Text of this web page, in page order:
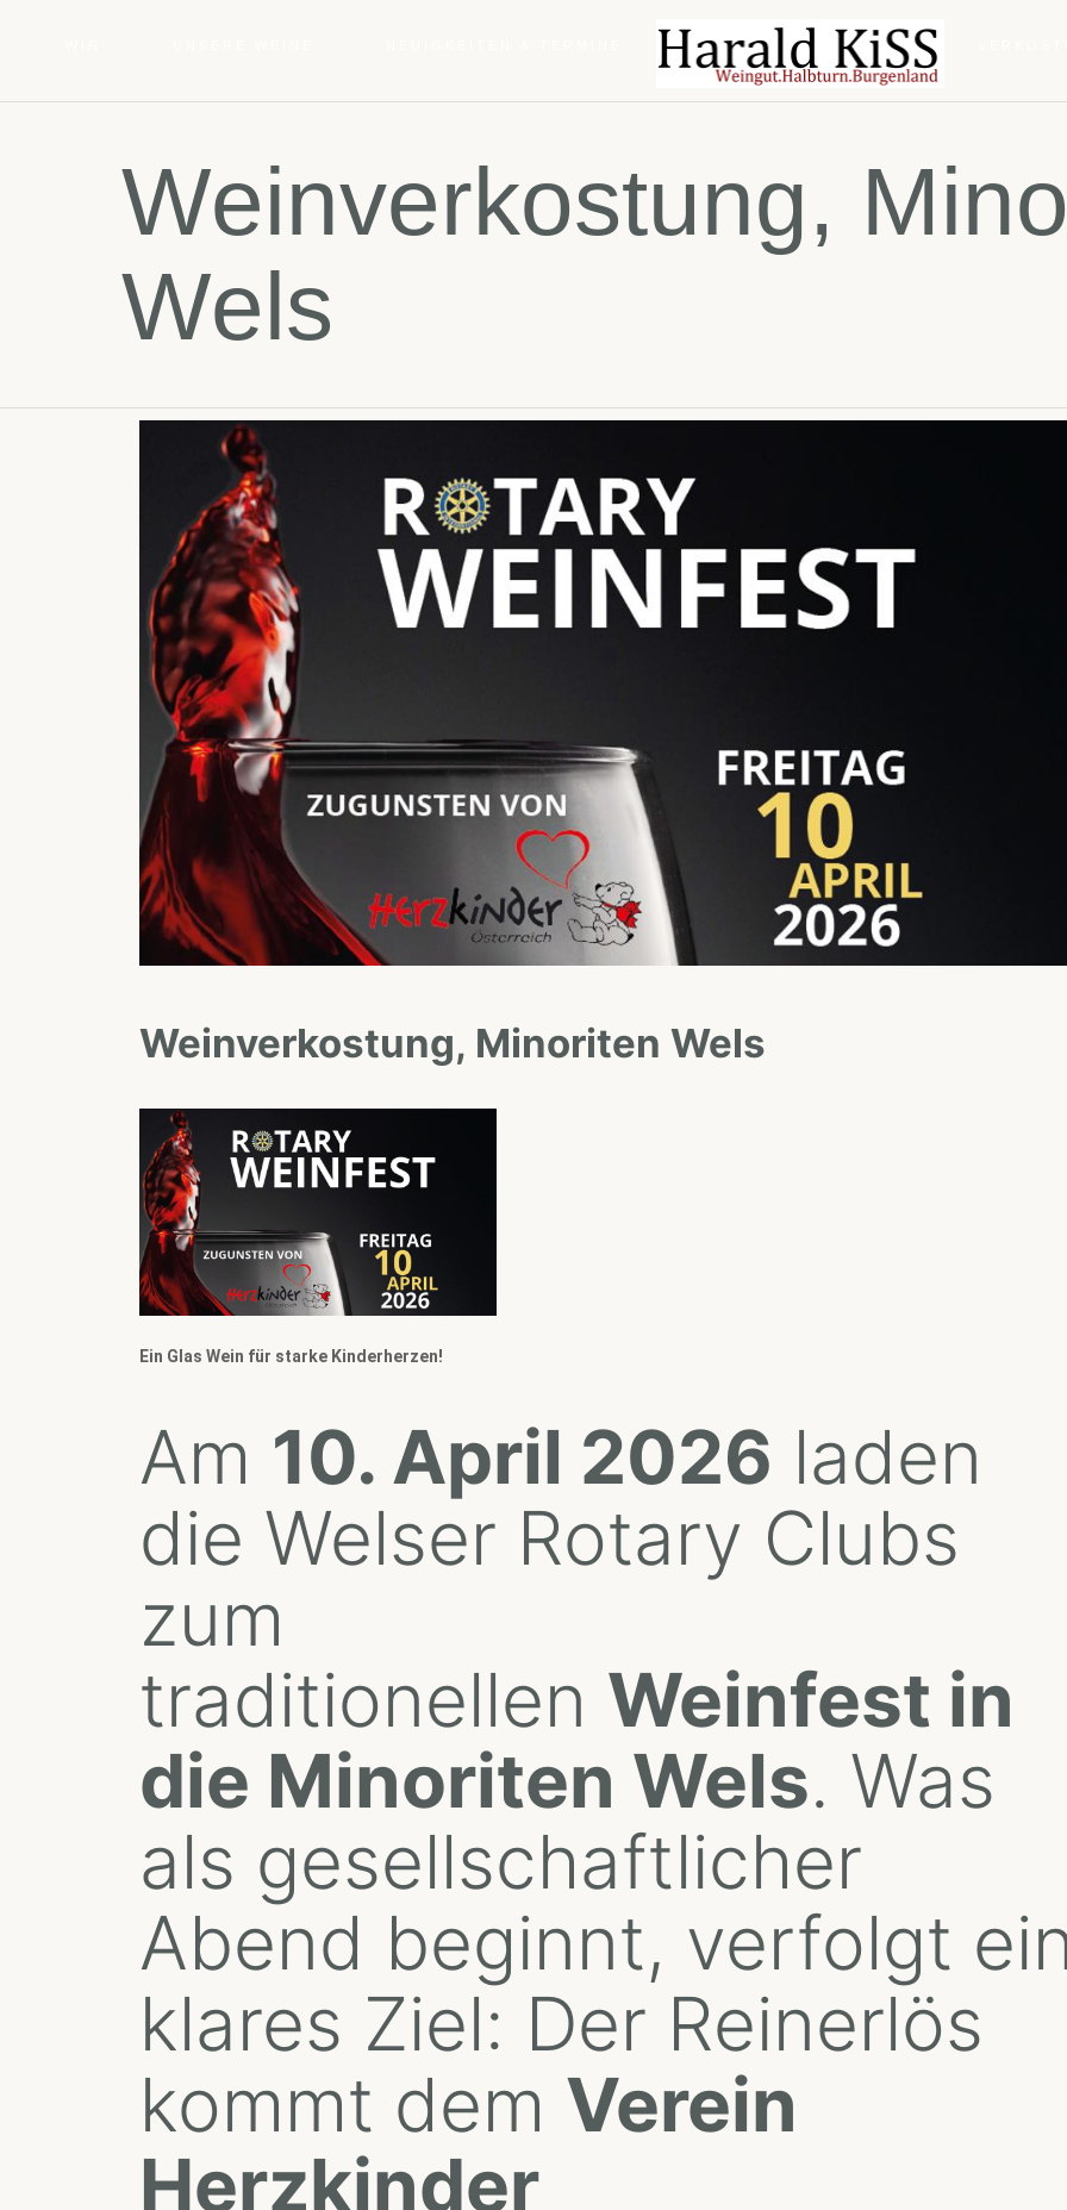
Weinverkostung,
Wels
Weinverkostung, Minoriten Wels
Ein Glas Wein für starke Kinderherzen!
Am 10. April 2026 laden
die Welser Rotary Clubs
zum
traditionellen Weinfest in
die Minoriten Wels. Was
als gesellschaftlicher
Abend beginnt, verfolgt
klares Ziel: Der Reinerlös
kommt dem Verein
Herzkinder